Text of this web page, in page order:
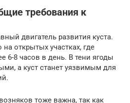
требования к
двигатель развития куста.
открытых участках, где
6-8 часов в день. В тени ягоды
а куст станет уязвимым для
тоже важна, так как